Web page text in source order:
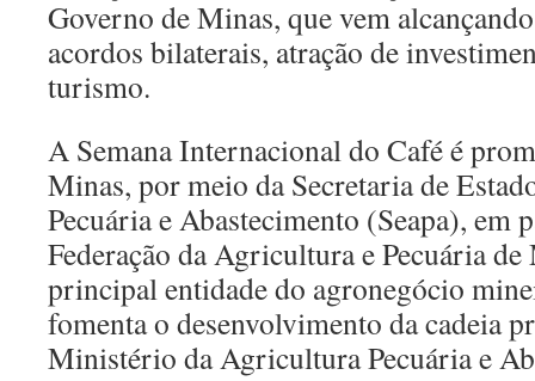
Governo de Minas, que vem
acordos bilaterais, atração de
turismo.
A Semana Internacional do Café é
Minas, por meio da Secretaria de
Pecuária e Abastecimento (Seapa), em
Federação da Agricultura e Pecuária
principal entidade do agronegócio
fomenta o desenvolvimento da cadeia
Ministério da Agricultura Pecuária e